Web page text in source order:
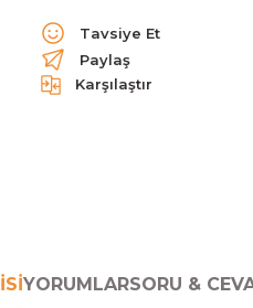
Tavsiye Et
Paylaş
Karşılaştır
YORUMLARSORU &